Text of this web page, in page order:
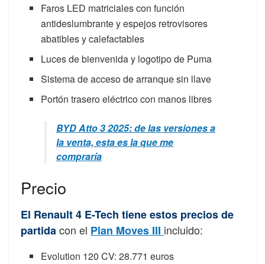
Faros LED matriciales con función
antideslumbrante y espejos retrovisores
abatibles y calefactables
Luces de bienvenida y logotipo de Puma
Sistema de acceso de arranque sin llave
Portón trasero eléctrico con manos libres
BYD Atto 3 2025: de las versiones a
la venta, esta es la que me
compraría
Precio
El Renault 4 E-Tech tiene estos precios de
partidacon el Plan Moves III incluido:
Evolution 120 CV: 28.771 euros